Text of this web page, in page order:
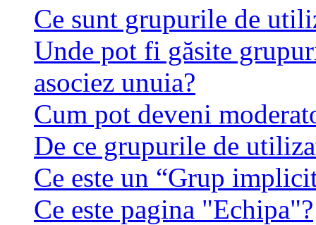
Ce sunt grupurile de
Unde pot fi găsite
asociez unuia?
Cum pot deveni
De ce grupurile de
Ce este un “Grup
Ce este pagina "Echipa"?